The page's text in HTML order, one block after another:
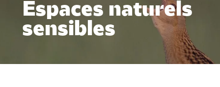
Espaces naturels
sensibles